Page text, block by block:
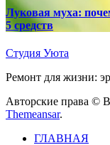
Луковая муха:
5 средств
Студия Уюта
Ремонт для жизни:
Авторские права ©
Themeansar.
ГЛАВНАЯ